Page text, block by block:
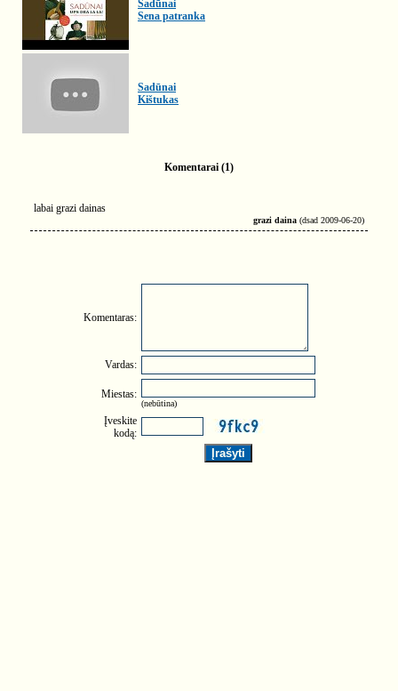
Sadūnai
Sena patranka
Sadūnai
Kištukas
Komentarai (1)
labai grazi dainas
grazi daina (dsad 2009-06-20)
Komentaras:
Vardas:
Miestas:
(nebūtina)
Įveskite
kodą: